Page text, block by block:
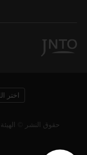
حقوق النشر © الهيئة